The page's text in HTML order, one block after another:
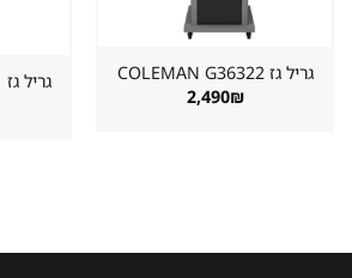
גריל גז ⁦COLEMAN G36322⁩
2,490
גריל גז ⁦COLEMAN G53231⁩